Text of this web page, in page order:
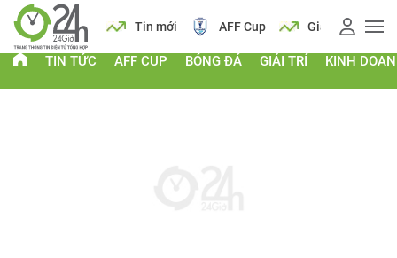
Lịch Tin mới AFF Cup Giá vàng
TIN TỨC AFF CUP BÓNG ĐÁ GIẢI TRÍ KINH